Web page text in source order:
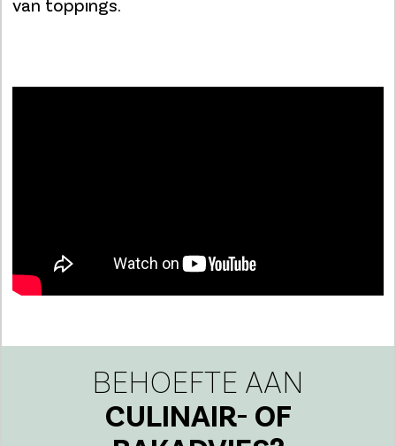
van toppings.
BEHOEFTE AAN
CULINAIR- OF